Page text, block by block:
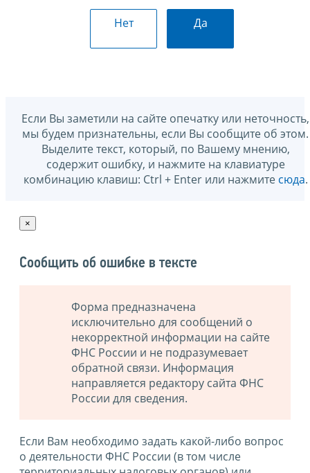
Нет Да
Если Вы заметили на сайте опечатку или неточность,
мы будем признательны, если Вы сообщите об этом.
Выделите текст, который, по Вашему мнению,
содержит ошибку, и нажмите на клавиатуре
комбинацию клавиш: Ctrl + Enter или нажмите сюда.
×
Сообщить об ошибке в тексте
Форма предназначена
исключительно для сообщений о
некорректной информации на сайте
ФНС России и не подразумевает
обратной связи. Информация
направляется редактору сайта ФНС
России для сведения.
Если Вам необходимо задать какой-либо вопрос
о деятельности ФНС России (в том числе